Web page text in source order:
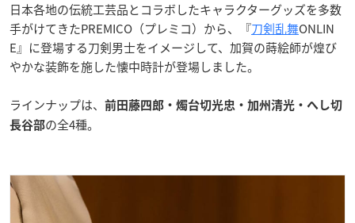
日本各地の伝統工芸品とコラボしたキャラクターグッズを多数
手がけてきたPREMICO（プレミコ）から、『刀剣乱舞ONLIN
E』に登場する刀剣男士をイメージして、加賀の蒔絵師が煌び
やかな装飾を施した懐中時計が登場しました。
ラインナップは、
前田藤四郎・燭台切光忠・加州清光・へし切
長谷部の全4種。